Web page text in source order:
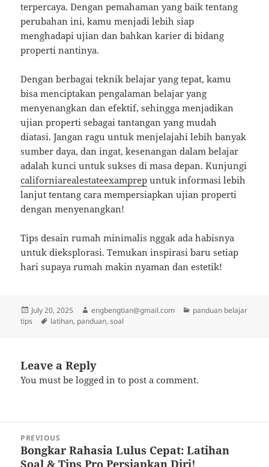
terpercaya. Dengan pemahaman yang baik tentang
perubahan ini, kamu menjadi lebih siap
menghadapi ujian dan bahkan karier di bidang
properti nantinya.
Dengan berbagai teknik belajar yang tepat, kamu
bisa menciptakan pengalaman belajar yang
menyenangkan dan efektif, sehingga menjadikan
ujian properti sebagai tantangan yang mudah
diatasi. Jangan ragu untuk menjelajahi lebih banyak
sumber daya, dan ingat, kesenangan dalam belajar
adalah kunci untuk sukses di masa depan. Kunjungi
californiarealestateexamprep untuk informasi lebih
lanjut tentang cara mempersiapkan ujian properti
dengan menyenangkan!
Tips desain rumah minimalis nggak ada habisnya
untuk dieksplorasi. Temukan inspirasi baru setiap
hari supaya rumah makin nyaman dan estetik!
Posted
on
July 20, 2025 Author
engbengtian@gmail.com Categories
panduan belajar
tips
Tags
latihan, panduan,soal
Leave a Reply
You must belogged in to post a comment.
navigation
PREVIOUS
Previous
Bongkar Rahasia Lulus Cepat: Latihan